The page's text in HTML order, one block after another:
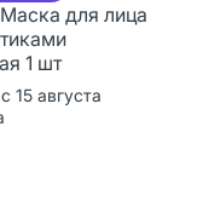
для лица
1 шт
15 августа